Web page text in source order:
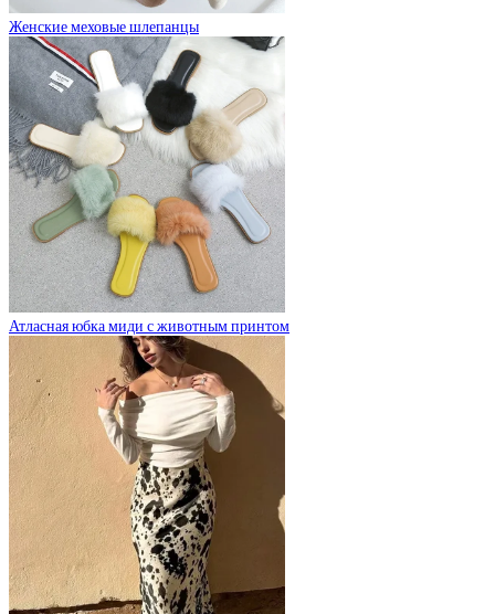
Женские меховые шлепанцы
Атласная юбка миди с животным принтом